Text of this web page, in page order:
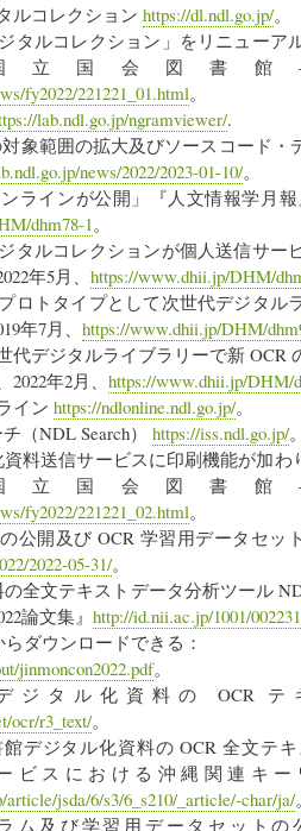
ルコレクション https://dl.ndl.go.jp/。
タルコレクション」をリニューア
国会図書館
fy2022/221221_01.html。
lab.ndl.go.jp/ngramviewer/.
象範囲の拡大及びソースコード
news/2022/2023-01-10/。
ラインが公開」『人文情報学月報
dhm78-1 。
タルコレクションが個人送信サー
年5月、 https://www.dhii.jp/DHM/
ロトタイプとして次世代デジタル
年7月、 https://www.dhii.jp/DHM/
代デジタルライブラリーで新 OCR
年2月、 https://www.dhii.jp/DHM/
イン https://ndlonline.ndl.go.jp/。
（NDL Search） https://iss.ndl.go.jp/
料送信サービスに印刷機能が加わ
国会図書館
fy2022/221221_02.html。
公開及び OCR 学習用データセ
2022-05-31/。
全文テキストデータ分析ツール
論文集』 http://id.nii.ac.jp/1001/
ダウンロードできる：
jinmoncon2022.pdf。
ジタル化資料の OCR
ocr/r3_text/。
デジタル化資料の OCR 全文テ
ビスにおける沖縄関連キ
jsda/6/s3/6_s210/_article/-char/ja/
ム及び学習用データセット